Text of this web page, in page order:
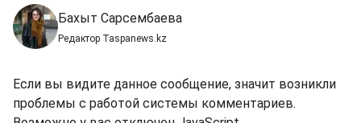
Бахыт Сарсембаева
Редактор Taspanews.kz
Если вы видите данное сообщение, значит возникли
проблемы с работой системы комментариев.